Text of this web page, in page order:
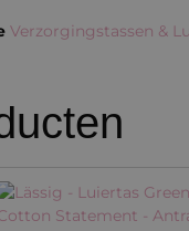
Verzorgingstassen &